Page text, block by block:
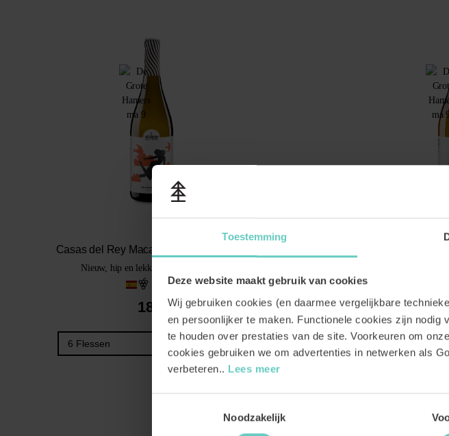
Toestemming
Deze website maakt gebruik van cookies
Wij gebruiken cookies (en daarmee vergelijkbare
en persoonlijker te maken. Functionele cookies zijn
te houden over prestaties van de site. Voorkeuren om
cookies gebruiken we om advertenties in netwerken als
verbeteren.. Lees meer
Noodzakelijk
Casas del Rey Macabeo Orange Organic
Nieuw, hip en lekker! Limited edition.
Macabeo
18.
BESTEL